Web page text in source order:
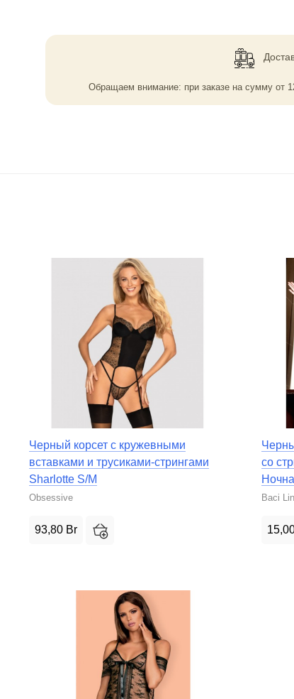
Обращаем внимание: при заказе на сумму от
Черный корсет с кружевными
вставками и трусиками-стрингами
Sharlotte S/M
Obsessive
93,80 Br
со
Baci